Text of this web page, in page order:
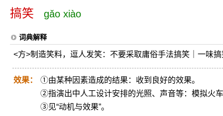
搞笑 gǎo xiào
词典解释
<方>制造笑料，逗人发笑：不要采取庸俗手法搞笑｜一味
效果：
①由某种因素造成的结果：收到良好的效果。
②指演出中人工设计安排的光照、声音等：模拟火
③见“动机与效果”。